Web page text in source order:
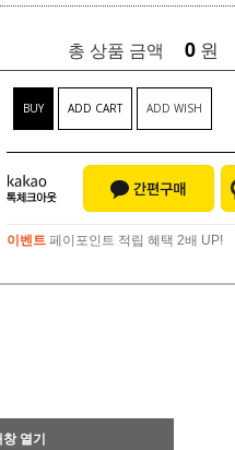
총 상품 금액 0 원
BUY ADD CART ADD WISH
이벤트 페이포인트 적립 혜택 2배 UP!
열기